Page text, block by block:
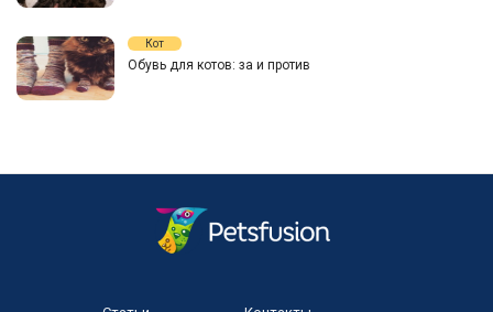
Кот
Обувь для котов: за и против